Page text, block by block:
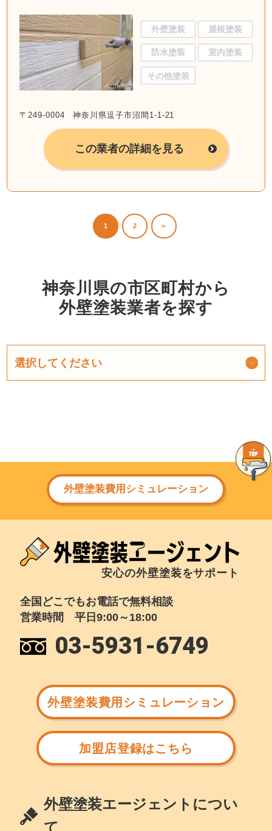
外壁塗装 屋根塗装
防水塗装 室内塗装
その他塗装
〒249-0004 神奈川県逗子市沼間1-1-21
この業者の詳細を見る
1 2 >
神奈川県の市区町村から
外壁塗装業者を探す
外壁塗装費用シミュレーション
安心の外壁塗装をサポート
全国どこでもお電話で無料相談
営業時間 平日9:00～18:00
03-5931-6749
外壁塗装費用シミュレーション
加盟店登録はこちら
外壁塗装エージェントについ
て